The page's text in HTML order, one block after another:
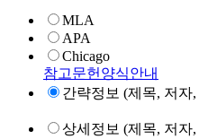
MLA
APA
Chicago
참고문헌양식안내
간략정보 (제목, 저자
상세정보 (제목, 저자